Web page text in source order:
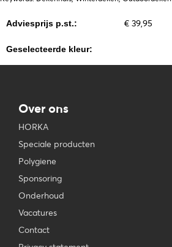
Adviesprijs p.st.: € 39,95
Geselecteerde kleur:
Over ons
HORKA
Speciale producten
Polygiene
Sponsoring
Onderhoud
Vacatures
Contact